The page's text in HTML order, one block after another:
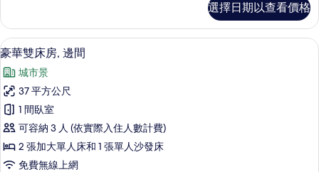
(Panorama
Suite)
的
情
選擇日期以查看價格
顯
示
豪
華
雙
床
房,
豪華雙床房, 邊間 | 起居區 | 40-吋電視
9
豪華雙床房, 邊間
城市景
37 平方公尺
1 間臥室
可容納 3 人 (依實際入住人數計費)
2 張加大單人床和 1 張單人沙發床
免費無線上網